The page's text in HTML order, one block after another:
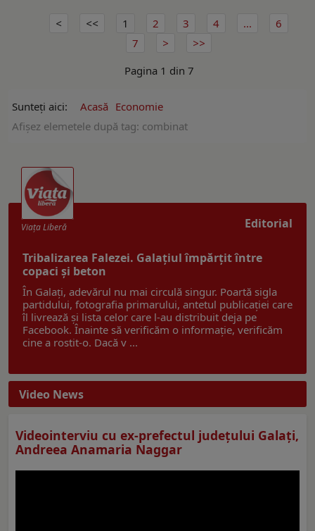
1 2 3 4 ...
6
7
Pagina 1 din 7
Sunteți aici: Acasă Economie
Afişez elemetele după tag: combinat
Editorial
Viaţa Liberă
Tribalizarea Falezei. Galațiul împărțit între
copaci și beton
În Galați, adevărul nu mai circulă singur. Poartă sigla
partidului, fotografia primarului, antetul publicației care
îl livrează și lista celor care l-au distribuit deja pe
Facebook. Înainte să verificăm o informație, verificăm
cine a rostit-o. Dacă v ...
Video News
Videointerviu cu ex-prefectul judeţului Galaţi,
Andreea Anamaria Naggar